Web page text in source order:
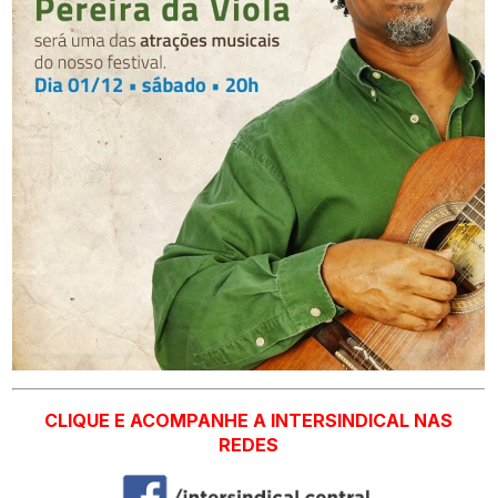
CLIQUE E ACOMPANHE A INTERSINDICAL NAS
REDES